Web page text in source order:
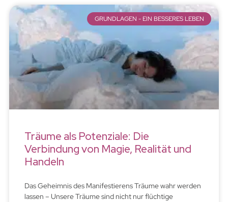
GRUNDLAGEN - EIN BESSERES LEBEN
Träume als Potenziale: Die
Verbindung von Magie, Realität und
Handeln
Das Geheimnis des Manifestierens Träume wahr werden
lassen – Unsere Träume sind nicht nur flüchtige